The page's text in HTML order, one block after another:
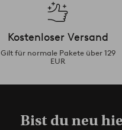
Kostenloser Versand
Gilt für normale Pakete über 129
EUR
Bist du neu